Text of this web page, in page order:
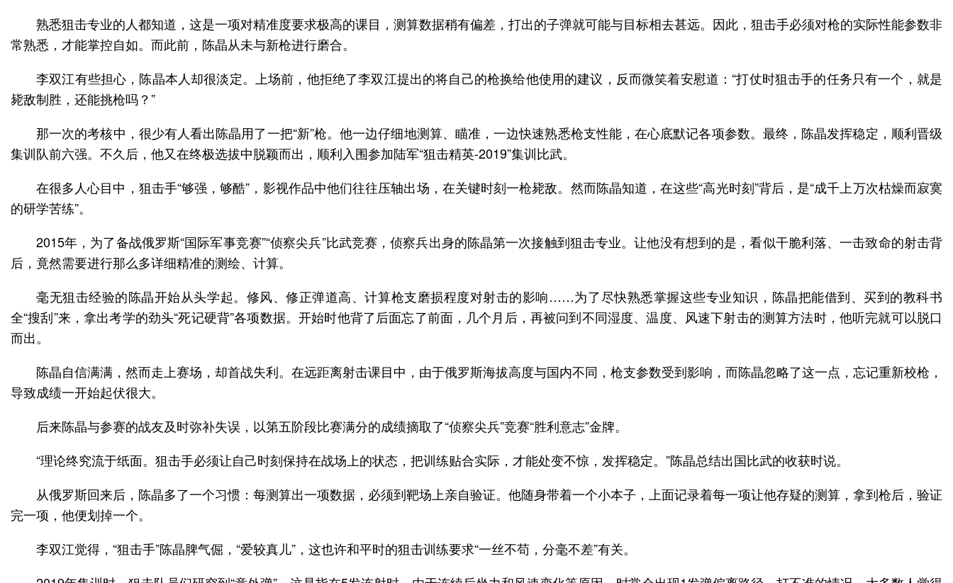
熟悉狙击专业的人都知道，这是一项对精准度要求极高的课目，测算数据稍有偏差，打出的子弹就可能与目标相去甚远。因此，狙击手必须对枪的实际性能参数非
常熟悉，才能掌控自如。而此前，陈晶从未与新枪进行磨合。
李双江有些担心，陈晶本人却很淡定。上场前，他拒绝了李双江提出的将自己的枪换给他使用的建议，反而微笑着安慰道：“打仗时狙击手的任务只有一个，就是
毙敌制胜，还能挑枪吗？”
那一次的考核中，很少有人看出陈晶用了一把“新”枪。他一边仔细地测算、瞄准，一边快速熟悉枪支性能，在心底默记各项参数。最终，陈晶发挥稳定，顺利晋级
集训队前六强。不久后，他又在终极选拔中脱颖而出，顺利入围参加陆军“狙击精英-2019”集训比武。
在很多人心目中，狙击手“够强，够酷”，影视作品中他们往往压轴出场，在关键时刻一枪毙敌。然而陈晶知道，在这些“高光时刻”背后，是“成千上万次枯燥而寂寞
的研学苦练”。
2015年，为了备战俄罗斯“国际军事竞赛”“侦察尖兵”比武竞赛，侦察兵出身的陈晶第一次接触到狙击专业。让他没有想到的是，看似干脆利落、一击致命的射击背
后，竟然需要进行那么多详细精准的测绘、计算。
毫无狙击经验的陈晶开始从头学起。修风、修正弹道高、计算枪支磨损程度对射击的影响……为了尽快熟悉掌握这些专业知识，陈晶把能借到、买到的教科书
全“搜刮”来，拿出考学的劲头“死记硬背”各项数据。开始时他背了后面忘了前面，几个月后，再被问到不同湿度、温度、风速下射击的测算方法时，他听完就可以脱口
而出。
陈晶自信满满，然而走上赛场，却首战失利。在远距离射击课目中，由于俄罗斯海拔高度与国内不同，枪支参数受到影响，而陈晶忽略了这一点，忘记重新校枪，
导致成绩一开始起伏很大。
后来陈晶与参赛的战友及时弥补失误，以第五阶段比赛满分的成绩摘取了“侦察尖兵”竞赛“胜利意志”金牌。
“理论终究流于纸面。狙击手必须让自己时刻保持在战场上的状态，把训练贴合实际，才能处变不惊，发挥稳定。”陈晶总结出国比武的收获时说。
从俄罗斯回来后，陈晶多了一个习惯：每测算出一项数据，必须到靶场上亲自验证。他随身带着一个小本子，上面记录着每一项让他存疑的测算，拿到枪后，验证
完一项，他便划掉一个。
李双江觉得，“狙击手”陈晶脾气倔，“爱较真儿”，这也许和平时的狙击训练要求“一丝不苟，分毫不差”有关。